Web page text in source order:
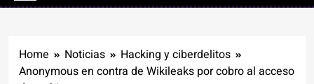
Home Noticias
Hacking y ciberdelitos
Anonymous en contra de Wikileaks por cobro al acceso